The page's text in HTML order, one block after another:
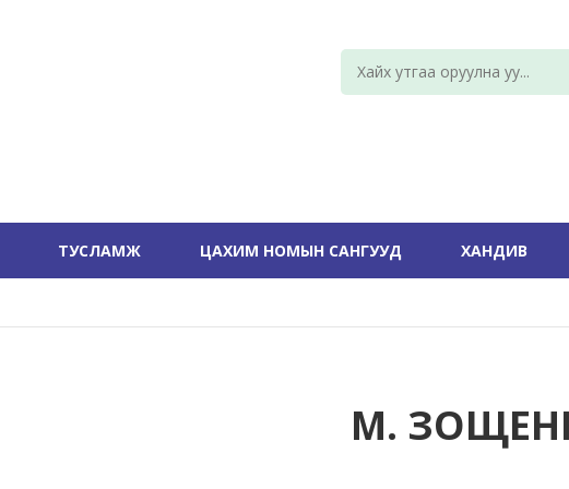
ТУСЛАМЖ ЦАХИМ НОМЫН САНГУУД ХАНДИВ
М.